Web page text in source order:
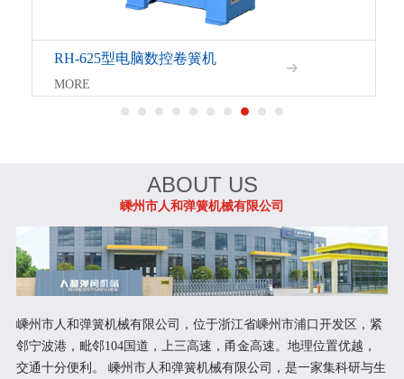
RH-625型电脑数控卷簧机
MORE
ABOUT US
嵊州市人和弹簧机械有限公司
嵊州市人和弹簧机械有限公司，位于浙江省嵊州市浦口开发区，紧
邻宁波港，毗邻104国道，上三高速，甬金高速。地理位置优越，
交通十分便利。 嵊州市人和弹簧机械有限公司，是一家集科研与生